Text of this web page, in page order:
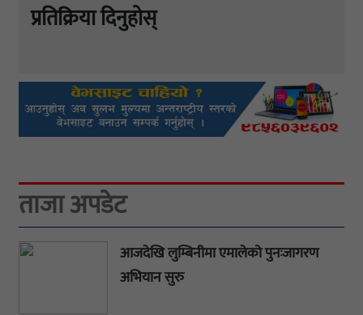
प्रतिक्रिया दिनुहोस्
ताजा अपडेट
आजदेखि लुम्बिनीमा एमालेको पुनःजागरण
अभियान सुरु